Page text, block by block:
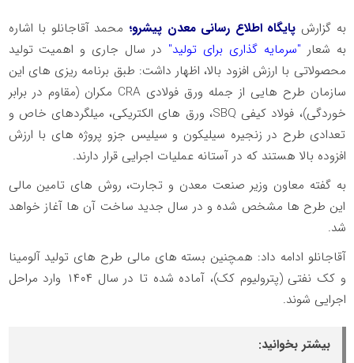
به گزارش پایگاه اطلاع رسانی معدن پیشرو؛ محمد آقاجانلو با اشاره
به شعار "سرمایه گذاری برای تولید" در سال جاری و اهمیت تولید
محصولاتی با ارزش افزود بالا، اظهار داشت: طبق برنامه ریزی های این
سازمان طرح هایی از جمله ورق فولادی CRA مکران (مقاوم در برابر
خوردگی)، فولاد کیفی SBQ، ورق های الکتریکی، میلگردهای خاص و
تعدادی طرح در زنجیره سیلیکون و سیلیس جزو پروژه های با ارزش
افزوده بالا هستند که در آستانه عملیات اجرایی قرار دارند.
به گفته معاون وزیر صنعت معدن و تجارت، روش های تامین مالی
این طرح ها مشخص شده و در سال جدید ساخت آن ها آغاز خواهد
شد.
آقاجانلو ادامه داد: همچنین بسته های مالی طرح های تولید آلومینا
و کک نفتی (پترولیوم کک)، آماده شده تا در سال ۱۴۰۴ وارد مراحل
اجرایی شوند.
بیشتر بخوانید: